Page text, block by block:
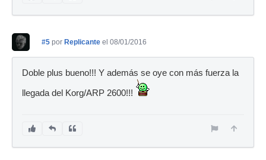
#5 por Replicante el 08/01/2016
Doble plus bueno!!! Y además se oye con más fuerza la
llegada del Korg/ARP 2600!!!